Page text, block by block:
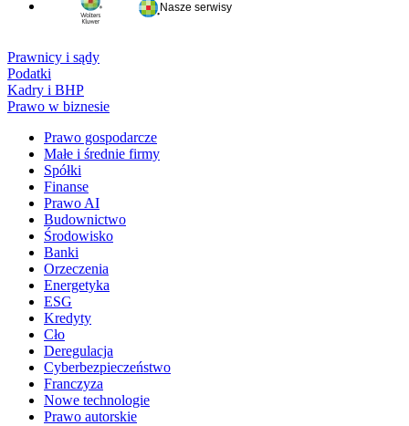
Nasze serwisy
Prawnicy i sądy
Podatki
Kadry i BHP
Prawo w biznesie
Prawo gospodarcze
Małe i średnie firmy
Spółki
Finanse
Prawo AI
Budownictwo
Środowisko
Banki
Orzeczenia
Energetyka
ESG
Kredyty
Cło
Deregulacja
Cyberbezpieczeństwo
Franczyza
Nowe technologie
Prawo autorskie